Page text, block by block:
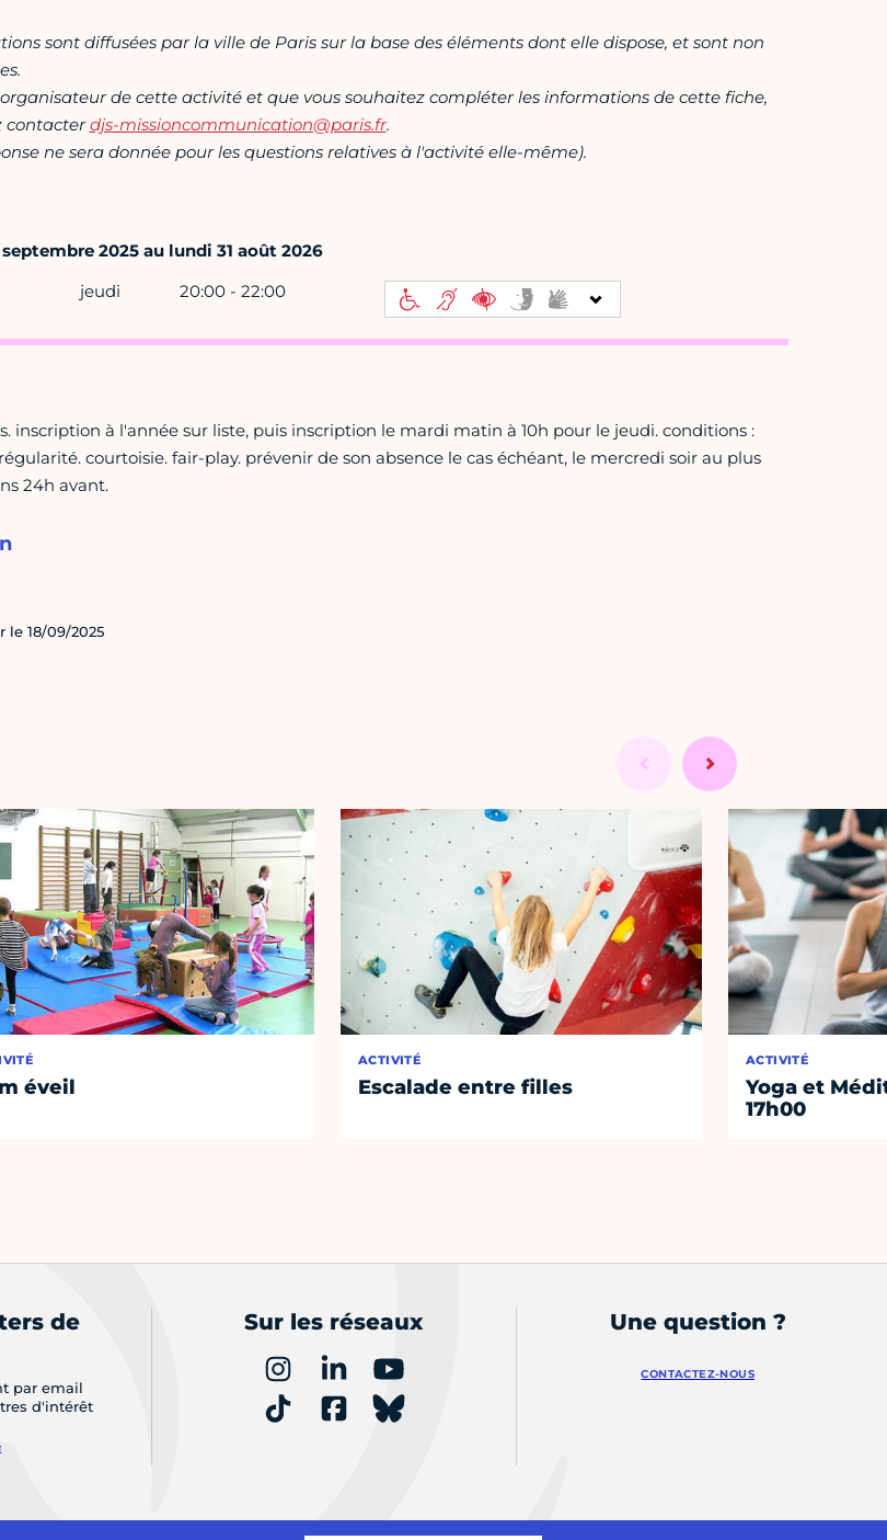
sont diffusées par la ville de Paris sur la base des éléments dont elle dispose, et sont non
organisateur de cette activité et que vous souhaitez compléter les informations de cette fiche,
contacterdjs-missioncommunication@paris.fr.
ne sera donnée pour les questions relatives à l'activité elle-même).
2025 au lundi 31 août 2026
jeudi 20:00 - 22:00
inscription à l'année sur liste, puis inscription le mardi matin à 10h pour le jeudi. conditions :
courtoisie. fair-play. prévenir de son absence le cas échéant, le mercredi soir au plus
24h avant.
le 18/09/2025
éveil
ACTIVITÉ
Escalade entre filles
ACTIVITÉ
Yoga et
17h00
de
par email
d'intérêt
Sur les réseaux Une question ?
CONTACTEZ-NOUS